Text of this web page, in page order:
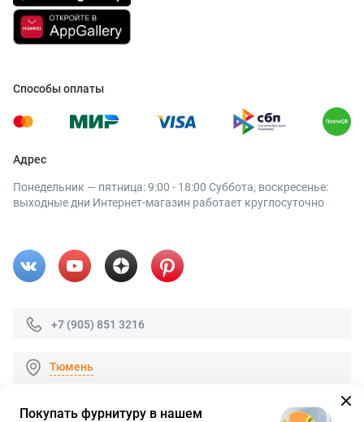
Способы оплаты
Адрес
Понедельник — пятница: 9:00 - 18:00 Суббота, воскресенье:
выходные дни Интернет-магазин работает круглосуточно
+7 (905) 851 3216
Тюмень
Покупать фурнитуру в нашем